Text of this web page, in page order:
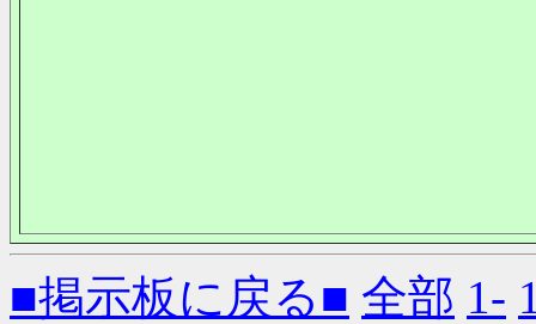
■掲示板に戻る■ 全部 1-